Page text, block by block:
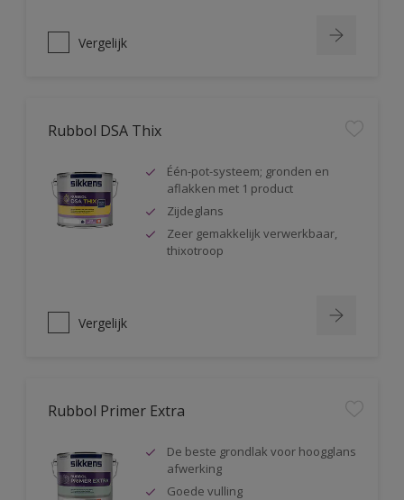
Vergelijk
Rubbol DSA Thix
Één-pot-systeem; gronden en
aflakken met 1 product
Zijdeglans
Zeer gemakkelijk verwerkbaar,
thixotroop
Vergelijk
Rubbol Primer Extra
De beste grondlak voor hoogglans
afwerking
Goede vulling